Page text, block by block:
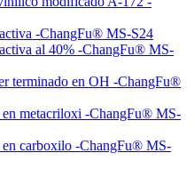
-ChangFu® MS-S24
al 40% -ChangFu® MS-
terminado en OH -ChangFu®
metacriloxi -ChangFu® MS-
carboxilo -ChangFu® MS-